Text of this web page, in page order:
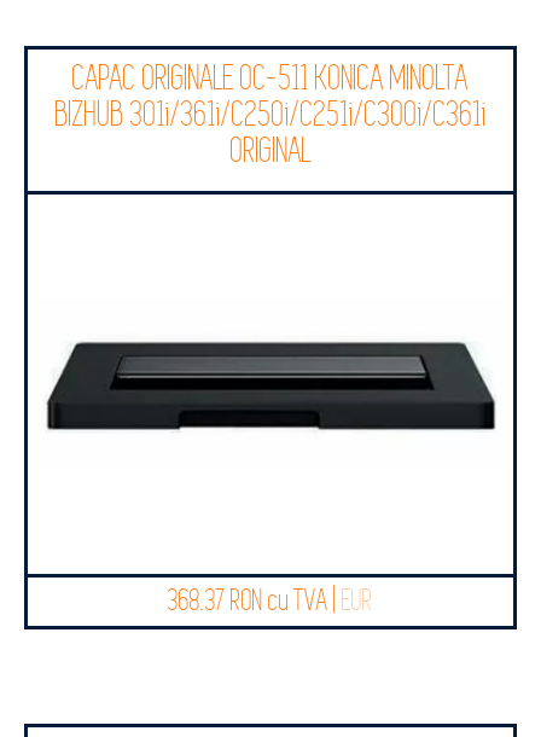
CAPAC ORIGINALE OC-511 KONICA MINOLTA
BIZHUB 301i/361i/C250i/C251i/C300i/C361i
ORIGINAL
368.37 RON cu TVA | EUR